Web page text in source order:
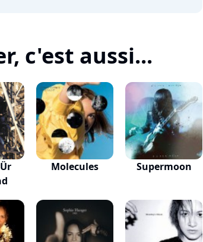
c'est aussi...
Molecules Supermoon